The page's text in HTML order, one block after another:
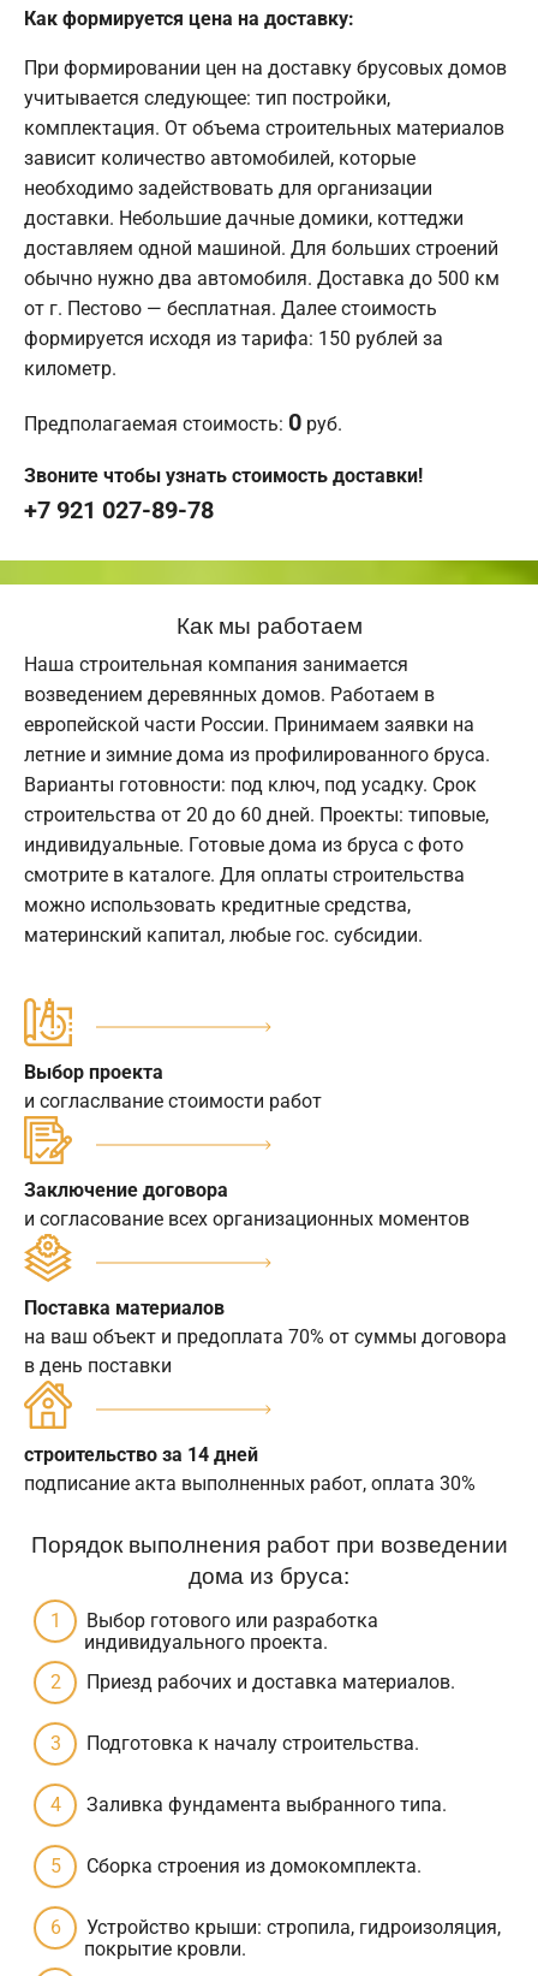
Как формируется цена на доставку:
При формировании цен на доставку брусовых домов
учитывается следующее: тип постройки,
комплектация. От объема строительных материалов
зависит количество автомобилей, которые
необходимо задействовать для организации
доставки. Небольшие дачные домики, коттеджи
доставляем одной машиной. Для больших строений
обычно нужно два автомобиля. Доставка до 500 км
от г. Пестово — бесплатная. Далее стоимость
формируется исходя из тарифа: 150 рублей за
километр.
Предполагаемая стоимость: 0 руб.
Звоните чтобы узнать стоимость доставки!
+7 921 027-89-78
Как мы работаем
Наша строительная компания занимается
возведением деревянных домов. Работаем в
европейской части России. Принимаем заявки на
летние и зимние дома из профилированного бруса.
Варианты готовности: под ключ, под усадку. Срок
строительства от 20 до 60 дней. Проекты: типовые,
индивидуальные. Готовые дома из бруса с фото
смотрите в каталоге. Для оплаты строительства
можно использовать кредитные средства,
материнский капитал, любые гос. субсидии.
Выбор проекта
и согласлвание стоимости работ
Заключение договора
и согласование всех организационных моментов
Поставка материалов
на ваш объект и предоплата 70% от суммы договора
в день поставки
строительство за 14 дней
подписание акта выполненных работ, оплата 30%
Порядок выполнения работ при возведении
дома из бруса:
Выбор готового или разработка
индивидуального проекта.
Приезд рабочих и доставка материалов.
Подготовка к началу строительства.
Заливка фундамента выбранного типа.
Сборка строения из домокомплекта.
Устройство крыши: стропила, гидроизоляция,
покрытие кровли.